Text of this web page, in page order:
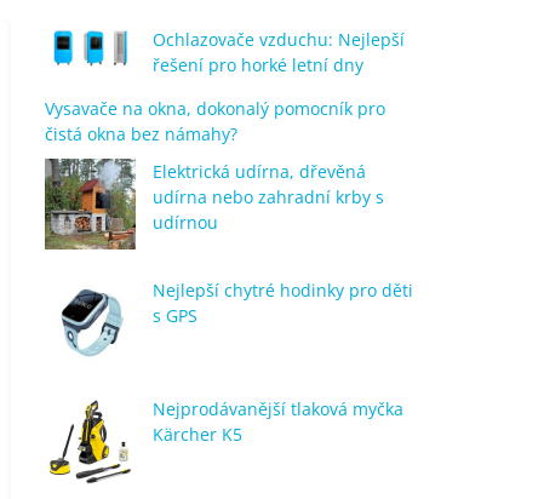
Ochlazovače vzduchu: Nejlepší
řešení pro horké letní dny
Vysavače na okna, dokonalý pomocník pro
čistá okna bez námahy?
Elektrická udírna, dřevěná
udírna nebo zahradní krby s
udírnou
Nejlepší chytré hodinky pro děti
s GPS
Nejprodávanější tlaková myčka
Kärcher K5